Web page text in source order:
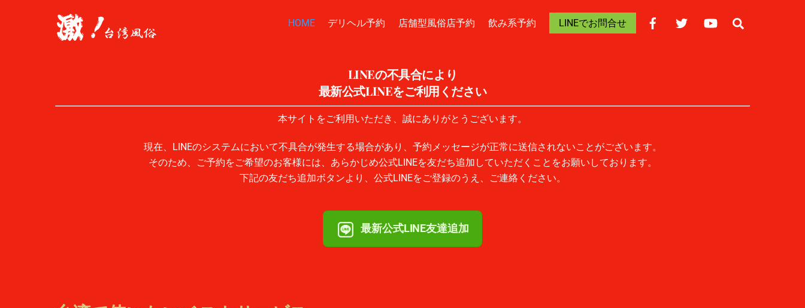
HOME デリヘル予約 店舗型風俗店予約 飲み系予約 LINEでお問合せ
LINEの不具合により
最新公式LINEをご利用ください
本サイトをご利用いただき、誠にありがとうございます。
現在、LINEのシステムにおいて不具合が発生する場合があり、予約メッセージが正常に送信されないことがございます。
そのため、ご予約をご希望のお客様には、あらかじめ公式LINEを友だち追加していただくことをお願いしております。
下記の友だち追加ボタンより、公式LINEをご登録のうえ、ご連絡ください。
最新公式LINE友達追加